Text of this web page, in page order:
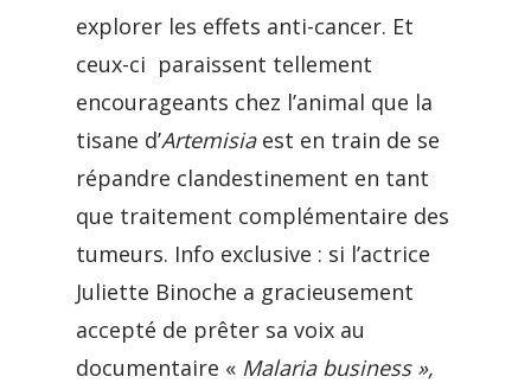
explorer les effets anti-cancer. Et
ceux-ci paraissent tellement
encourageants chez l’animal que la
tisane d’Artemisiaest en train de se
répandre clandestinement en tant
que traitement complémentaire des
tumeurs. Info exclusive : si l’actrice
Juliette Binoche a gracieusement
accepté de prêter sa voix au
documentaire « Malaria business »,